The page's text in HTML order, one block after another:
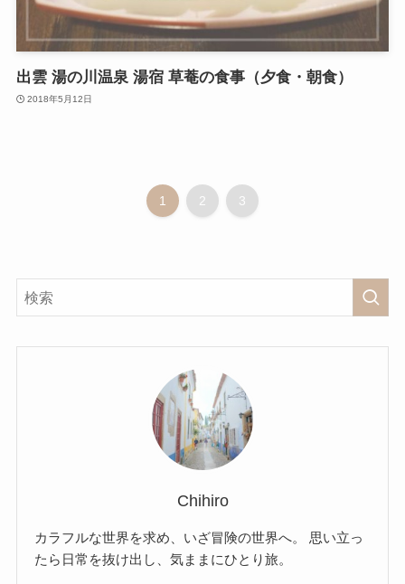
出雲 湯の川温泉 湯宿 草菴の食事（夕食・朝食）
2018年5月12日
1 2 3
Chihiro
カラフルな世界を求め、いざ冒険の世界へ。 思い立っ
たら日常を抜け出し、気ままにひとり旅。